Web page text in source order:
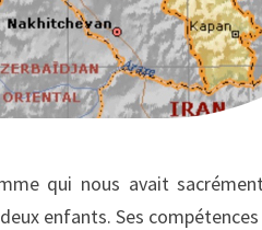
qui nous avait
enfants. Ses